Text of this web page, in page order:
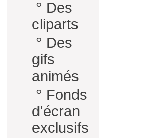
° Des
cliparts
° Des
gifs
animés
° Fonds
d'écran
exclusifs